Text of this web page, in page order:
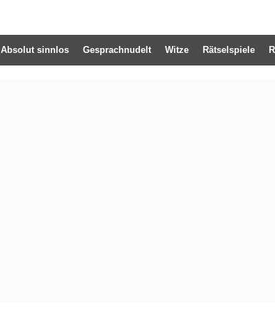
Absolut sinnlos Gesprachnudelt Witze Rätselspiele